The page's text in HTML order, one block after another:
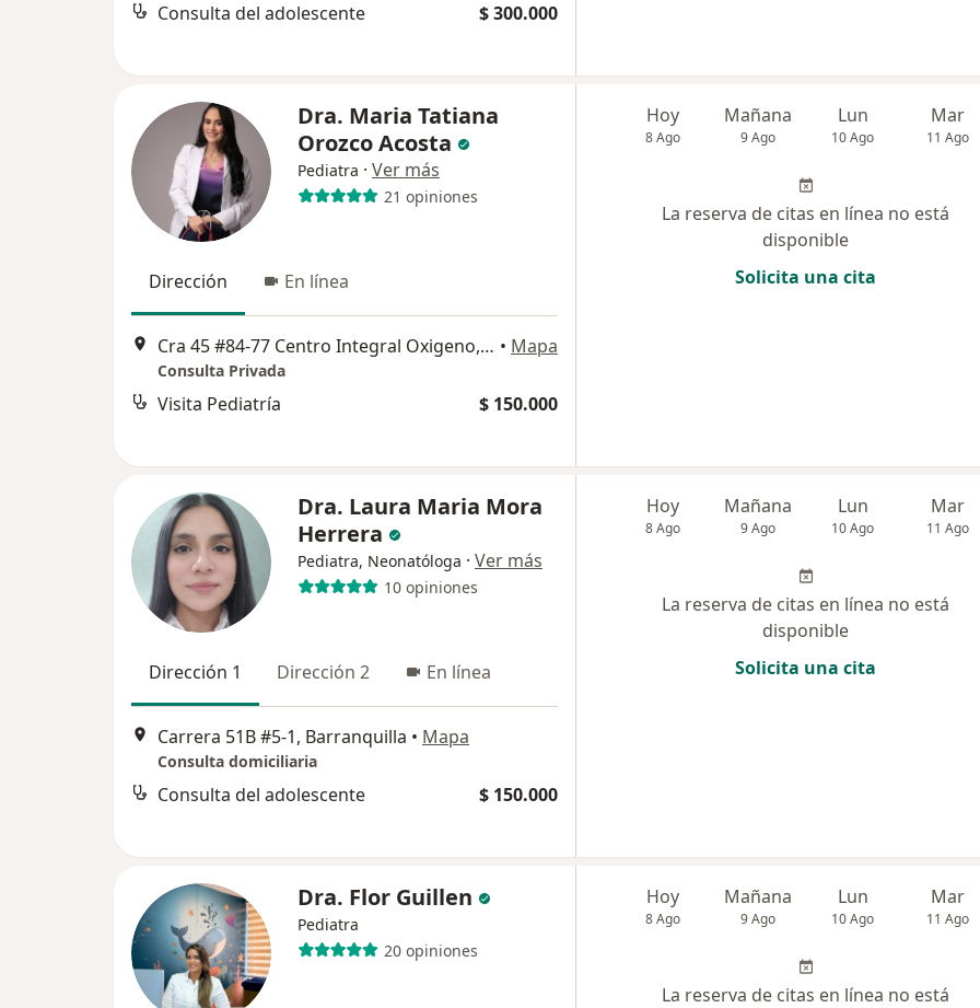
Consulta del adolescente $ 300.000
Dra. Maria Tatiana
Orozco Acosta
Pediatra · Ver más
21 opiniones
Dirección En línea
Cra 45 #84-77 Centro Integral Oxigeno, Barranquilla • Mapa
Consulta Privada
Visita Pediatría $ 150.000
Hoy
8 Ago
Mañana
9 Ago
Lun
10 Ago
Mar
11 Ago
La reserva de citas en línea no está
disponible
Solicita una cita
Dra. Laura Maria Mora
Herrera
Pediatra, Neonatóloga · Ver más
10 opiniones
Dirección 1 Dirección 2 En línea
Carrera 51B #5-1, Barranquilla • Mapa
Consulta domiciliaria
Consulta del adolescente $ 150.000
Hoy
8 Ago
Mañana
9 Ago
Lun
10 Ago
Mar
11 Ago
La reserva de citas en línea no está
disponible
Solicita una cita
Dra. Flor Guillen
Pediatra
20 opiniones
Hoy
8 Ago
Mañana
9 Ago
Lun
10 Ago
Mar
11 Ago
La reserva de citas en línea no está